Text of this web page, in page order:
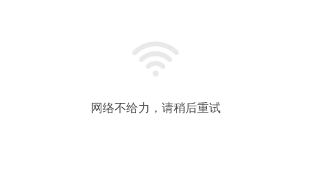
网络不给力，请稍后重试